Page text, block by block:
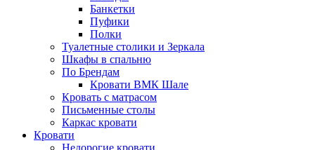
Банкетки
Пуфики
Полки
Туалетные столики и Зеркала
Шкафы в спальню
По Брендам
Кровати ВМК Шале
Кровать с матрасом
Письменные столы
Каркас кровати
Кровати
Недорогие кровати